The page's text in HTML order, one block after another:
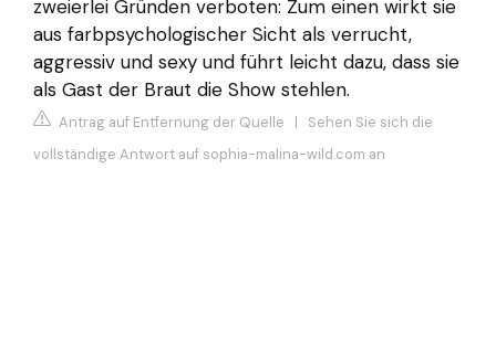
zweierlei Gründen verboten: Zum einen wirkt sie
aus farbpsychologischer Sicht als verrucht,
aggressiv und sexy und führt leicht dazu, dass sie
als Gast der Braut die Show stehlen.
Antrag auf Entfernung der Quelle | Sehen Sie sich die
vollständige Antwort auf sophia-malina-wild.com an